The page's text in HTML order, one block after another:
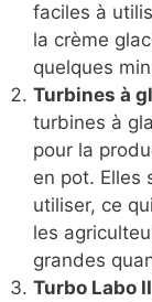
faciles à
la crème
quelques
Turbines à
turbines à
pour la
en pot. Elles
utiliser, ce
les
grandes
Turbo Labo